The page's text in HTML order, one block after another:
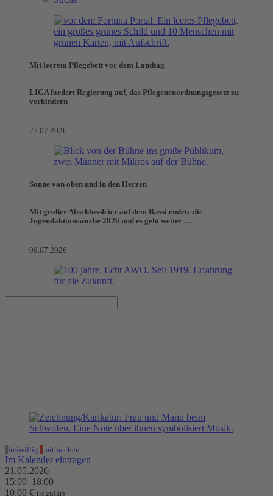
Mit leerem Pflegebett vor dem Landtag
LIGA fordert Regierung auf, das Pflegeneuordnungsgesetz zu
verhindern
27.07.2026
Sonne von oben und in den Herzen
Mit großer Abschlussfeier auf dem Bassi endete die
Jugendaktionswoche 2026 und es geht weiter …
09.07.2026
freiwillig mitmachen
Im Kalender eintragen
21.05.2026
15:00–18:00
10,00 € (regulär)